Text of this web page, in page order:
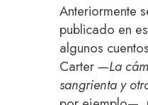
Anteriormente
publicado en
algunos
Carter —La
sangrienta y